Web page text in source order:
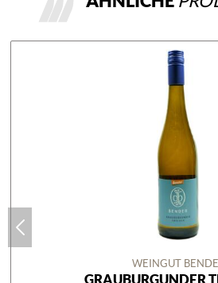
WEINGUT
GRAUBURGUNDER